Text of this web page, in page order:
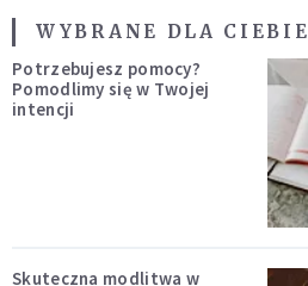
WYBRANE DLA CIEBIE
Potrzebujesz pomocy?
Pomodlimy się w Twojej
intencji
Skuteczna modlitwa w